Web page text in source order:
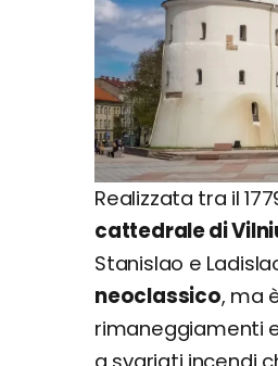
Realizzata tra il
cattedrale di
Stanislao e
neoclassico, ma
rimaneggiamenti